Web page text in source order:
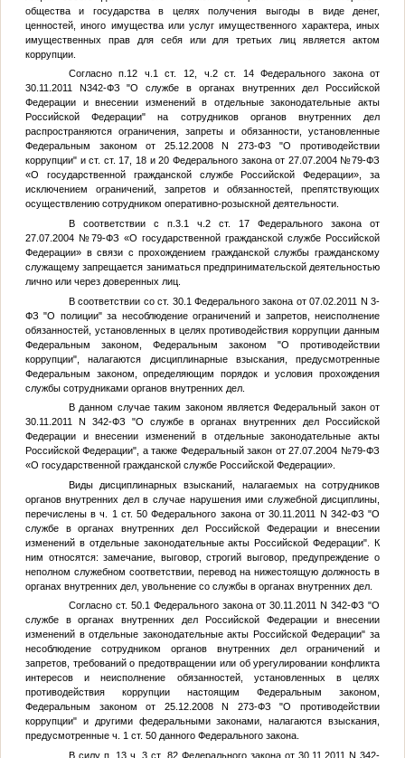
общества и государства в целях получения выгоды в виде денег,
ценностей, иного имущества или услуг имущественного характера, иных
имущественных прав для себя или для третьих лиц является актом
коррупции.
Согласно п.12 ч.1 ст. 12, ч.2 ст. 14 Федерального закона от
30.11.2011 N342-ФЗ "О службе в органах внутренних дел Российской
Федерации и внесении изменений в отдельные законодательные акты
Российской Федерации" на сотрудников органов внутренних дел
распространяются ограничения, запреты и обязанности, установленные
Федеральным законом от 25.12.2008 N 273-ФЗ "О противодействии
коррупции" и ст. ст. 17, 18 и 20 Федерального закона от 27.07.2004 №79-ФЗ
«О государственной гражданской службе Российской Федерации», за
исключением ограничений, запретов и обязанностей, препятствующих
осуществлению сотрудником оперативно-розыскной деятельности.
В соответствии с п.3.1 ч.2 ст. 17 Федерального закона от
27.07.2004 №79-ФЗ «О государственной гражданской службе Российской
Федерации» в связи с прохождением гражданской службы гражданскому
служащему запрещается заниматься предпринимательской деятельностью
лично или через доверенных лиц.
В соответствии со ст. 30.1 Федерального закона от 07.02.2011 N 3-
ФЗ "О полиции" за несоблюдение ограничений и запретов, неисполнение
обязанностей, установленных в целях противодействия коррупции данным
Федеральным законом, Федеральным законом "О противодействии
коррупции", налагаются дисциплинарные взыскания, предусмотренные
Федеральным законом, определяющим порядок и условия прохождения
службы сотрудниками органов внутренних дел.
В данном случае таким законом является Федеральный закон от
30.11.2011 N 342-ФЗ "О службе в органах внутренних дел Российской
Федерации и внесении изменений в отдельные законодательные акты
Российской Федерации", а также Федеральный закон от 27.07.2004 №79-ФЗ
«О государственной гражданской службе Российской Федерации».
Виды дисциплинарных взысканий, налагаемых на сотрудников
органов внутренних дел в случае нарушения ими служебной дисциплины,
перечислены в ч. 1 ст. 50 Федерального закона от 30.11.2011 N 342-ФЗ "О
службе в органах внутренних дел Российской Федерации и внесении
изменений в отдельные законодательные акты Российской Федерации". К
ним относятся: замечание, выговор, строгий выговор, предупреждение о
неполном служебном соответствии, перевод на нижестоящую должность в
органах внутренних дел, увольнение со службы в органах внутренних дел.
Согласно ст. 50.1 Федерального закона от 30.11.2011 N 342-ФЗ "О
службе в органах внутренних дел Российской Федерации и внесении
изменений в отдельные законодательные акты Российской Федерации" за
несоблюдение сотрудником органов внутренних дел ограничений и
запретов, требований о предотвращении или об урегулировании конфликта
интересов и неисполнение обязанностей, установленных в целях
противодействия коррупции настоящим Федеральным законом,
Федеральным законом от 25.12.2008 N 273-ФЗ "О противодействии
коррупции" и другими федеральными законами, налагаются взыскания,
предусмотренные ч. 1 ст. 50 данного Федерального закона.
В силу п. 13 ч. 3 ст. 82 Федерального закона от 30.11.2011 N 342-